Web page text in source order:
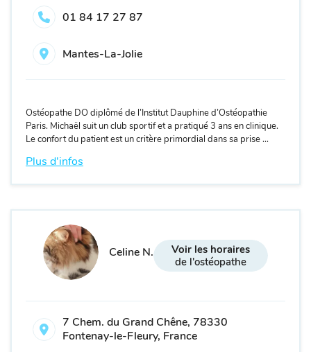
01 84 17 27 87
Mantes-La-Jolie
Ostéopathe DO diplômé de l’Institut Dauphine d’Ostéopathie
Paris. Michaël suit un club sportif et a pratiqué 3 ans en clinique.
Le confort du patient est un critère primordial dans sa prise ...
Plus d'infos
Celine N.
Voir les horaires
de l'ostéopathe
7 Chem. du Grand Chêne, 78330
Fontenay-le-Fleury, France